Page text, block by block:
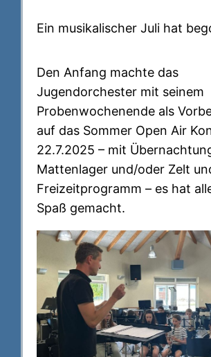
Ein musikalischer Juli hat
Den Anfang machte das
Jugendorchester mit seinem
Probenwochenende als
auf das Sommer Open Air
22.7.2025 – mit
Mattenlager und/oder Zelt
Freizeitprogramm – es hat
Spaß gemacht.